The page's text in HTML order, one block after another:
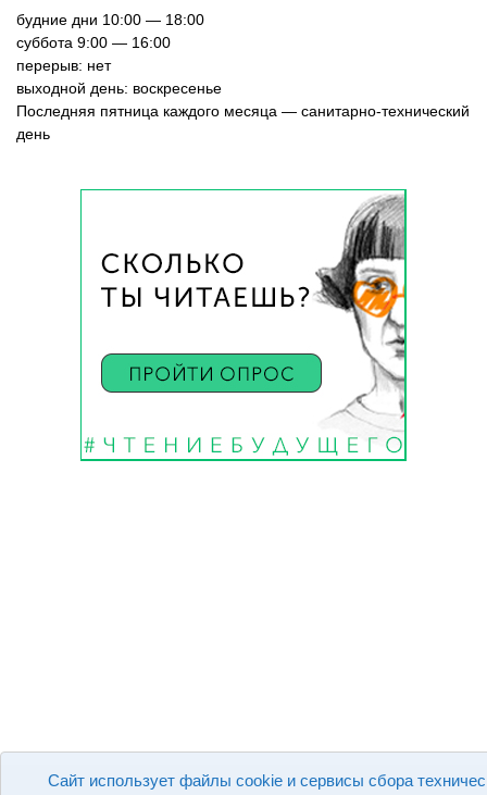
Сайт использует файлы cookie и сервисы сбора
будние дни 10:00 — 18:00
суббота 9:00 — 16:00
перерыв: нет
выходной день: воскресенье
Последняя пятница каждого месяца — санитарно-технический
день